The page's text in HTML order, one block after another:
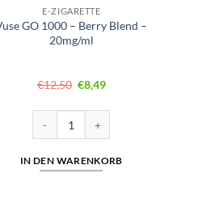
E-ZIGARETTE
GO 1000 – Berry Blend –
20mg/ml
€12,50 Ursprünglicher
Preis
€8,49Aktueller
IN DEN WARENKORB